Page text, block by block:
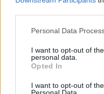
Please note that this
not limited to your visit or
grant or deny consent to
use your data for below
consent section.
Personal Data
I want to opt-out of
personal data.
Opted In
I want to opt-out of
Personal Data.
diventa partner
EuroVolley 2026
italiana: partnership con